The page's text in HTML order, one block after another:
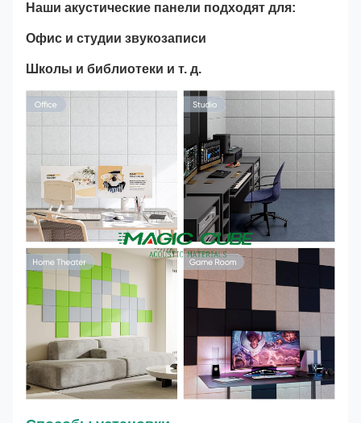
Наши акустические панели подходят для:
Офис и студии звукозаписи
Школы и библиотеки и т. д.